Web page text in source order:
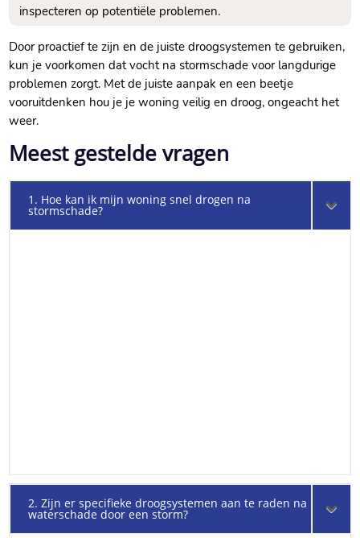
inspecteren op potentiële problemen.​
Door proactief te zijn en de juiste droogsystemen te gebruiken,
kun je voorkomen dat vocht na stormschade voor langdurige
problemen zorgt.​ Met de juiste aanpak en een beetje
vooruitdenken hou je je woning veilig en droog, ongeacht het
weer.​
Meest gestelde vragen
1. Hoe kan ik mijn woning snel drogen na
stormschade?
2. Zijn er specifieke droogsystemen aan te raden na
waterschade door een storm?